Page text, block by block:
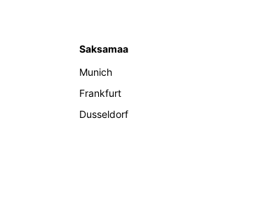
Saksamaa
Munich
Frankfurt
Dusseldorf